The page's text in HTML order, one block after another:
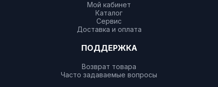
Мой кабинет
Каталог
Сервис
Доставка и оплата
ПОДДЕРЖКА
Возврат товара
Часто задаваемые вопросы